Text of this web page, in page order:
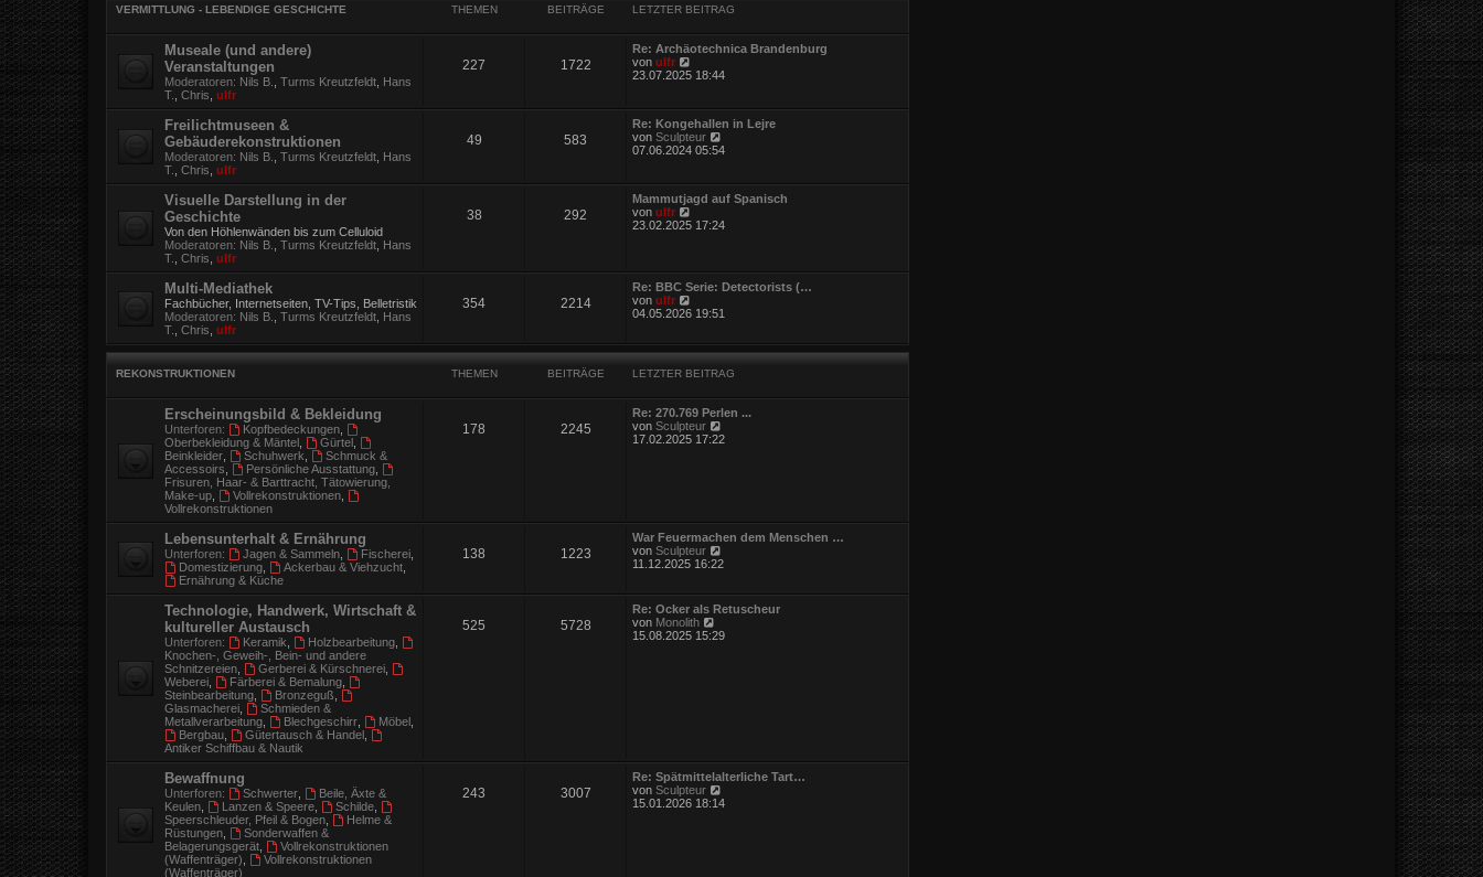
t
a
g
e
e
t
g
VERMITTLUNG - LEBENDIGE GESCHICHTE THEMEN BEITRÄGE LETZTER BEITRAG
Museale (und andere)
Veranstaltungen
Moderatoren: Nils B. Turms Kreutzfeldt Hans
T.
Chris ulfr
227 1722
Re: Archäotechnica Brandenburg
vonulfr
e
s
t
e
r
t
r
a
23.07.2025 18:44
Freilichtmuseen &
Gebäuderekonstruktionen
Moderatoren: Nils B. Turms Kreutzfeldt Hans
T.
Chris ulfr
49 583
Re: Kongehallen in Lejre
vonSculpteur
e
s
t
r
t
r
a
g
07.06.2024 05:54
Visuelle Darstellung in der
Geschichte
Von den Höhlenwänden bis zum Celluloid
Moderatoren: Nils B. Turms Kreutzfeldt Hans
T.
Chris ulfr
38 292
Mammutjagd auf Spanisch
vonulfr
e
t
e
B
i
t
r
g
23.02.2025 17:24
Multi-Mediathek
Fachbücher, Internetseiten, TV-Tips, Belletristik
Moderatoren: Nils B. Turms Kreutzfeldt Hans
T.
Chris ulfr
354 2214
Re: BBC Serie: Detectorists (…
vonulfr
e
s
e
e
i
t
04.05.2026 19:51
REKONSTRUKTIONEN THEMEN BEITRÄGE LETZTER BEITRAG
Erscheinungsbild & Bekleidung
Unterforen: Kopfbedeckungen,
Oberbekleidung & Mäntel
Gürtel,
Beinkleider
Schuhwerk
Schmuck &
Accessoirs
Persönliche Ausstattung,
Frisuren, Haar- & Barttracht, Tätowierung,
Make-up
Vollrekonstruktionen,
Vollrekonstruktionen
178 2245
Re: 270.769 Perlen ...
vonSculpteur
e
e
i
t
a
g
17.02.2025 17:22
Lebensunterhalt & Ernährung
Unterforen: Jagen & Sammeln, Fischerei,
Domestizierung, Ackerbau & Viehzucht,
Ernährung & Küche
138 1223
War Feuermachen dem Menschen …
vonSculpteur
e
t
e
r
11.12.2025 16:22
Technologie, Handwerk, Wirtschaft &
kultureller Austausch
Unterforen: Keramik Holzbearbeitung,
Knochen-, Geweih-, Bein- und andere
Schnitzereien
Gerberei & Kürschnerei,
Weberei
Färberei & Bemalung,
Steinbearbeitung
Bronzeguß
Glasmacherei
Schmieden &
Metallverarbeitung
Blechgeschirr, Möbel,
Bergbau, Gütertausch & Handel,
Antiker Schiffbau & Nautik
525 5728
Re: Ocker als Retuscheur
von Monolith
e
t
r
a
g
15.08.2025 15:29
Bewaffnung
Unterforen: Schwerter,
Beile, Äxte &
Keulen
Lanzen & Speere, Schilde,
Speerschleuder, Pfeil & Bogen
Helme &
Rüstungen
Sonderwaffen &
Belagerungsgerät
Vollrekonstruktionen
(Waffenträger)
Vollrekonstruktionen
(Waffenträger)
243 3007
Re: Spätmittelalterliche Tart…
vonSculpteur
e
15.01.2026 18:14